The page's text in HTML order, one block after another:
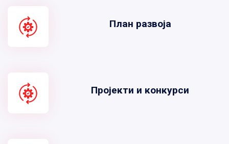
План развоја
Пројекти и конкурси